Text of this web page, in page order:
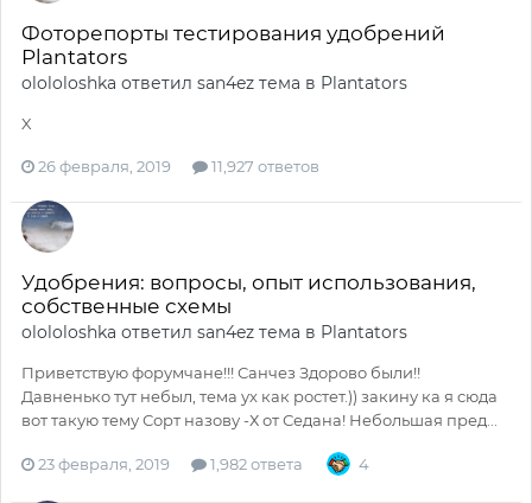
Фоторепорты тестирования удобрений
Plantators
olololoshka ответил san4ez тема в Plantators
X
26 февраля, 2019 11,927 ответов
Удобрения: вопросы, опыт использования,
собственные схемы
olololoshka ответил san4ez тема в Plantators
Приветствую форумчане!!! Санчез Здорово были!!
Давненько тут небыл, тема ух как ростет.)) закину ка я сюда
вот такую тему Сорт назову -Х от Седана! Небольшая пред...
23 февраля, 2019 1,982 ответа 4